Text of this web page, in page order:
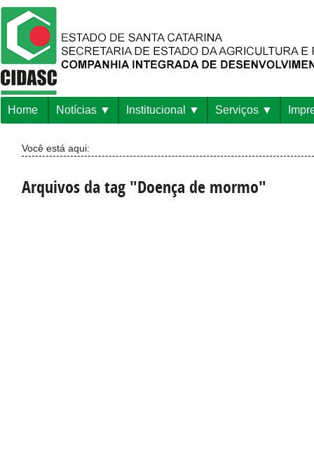
Home Notícias Institucional Serviços
Você está aqui:
Arquivos da tag "Doença de mormo"